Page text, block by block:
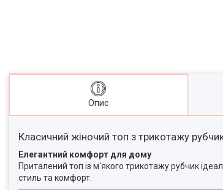
Опис
Класичний жіночий топ з трикотажу
Елегантний комфорт для дому
Приталений топ із м'якого трикотажу рубчик
стиль та комфорт.